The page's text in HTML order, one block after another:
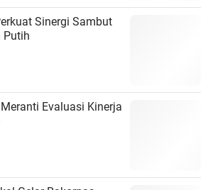
Sinergi Sambut
Putih
Evaluasi Kinerja